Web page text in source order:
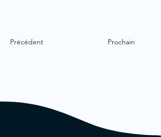
Précédent Prochain